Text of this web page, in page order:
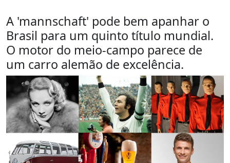
A 'mannschaft' pode bem apanhar o
Brasil para um quinto título mundial.
O motor do meio-campo parece de
um carro alemão de excelência.